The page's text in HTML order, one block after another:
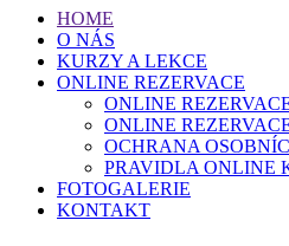
HOME
O NÁS
KURZY A LEKCE
ONLINE REZERVACE
ONLINE
ONLINE
OCHRANA
PRAVIDLA ONLINE
FOTOGALERIE
KONTAKT